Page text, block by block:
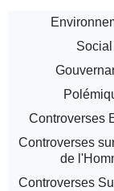
Social
Controverses
Controverses
de
Controverses